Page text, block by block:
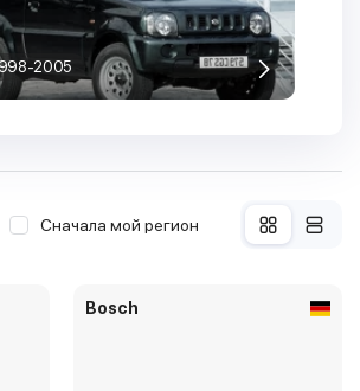
2005
Сначала мой регион
Bosch